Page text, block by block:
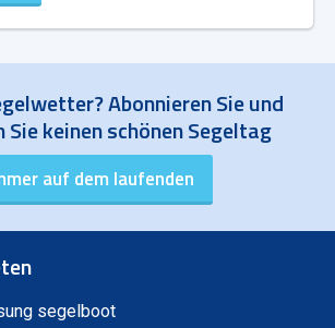
Abonnieren Sie und
Sie keinen schönen Segeltag
segelboot